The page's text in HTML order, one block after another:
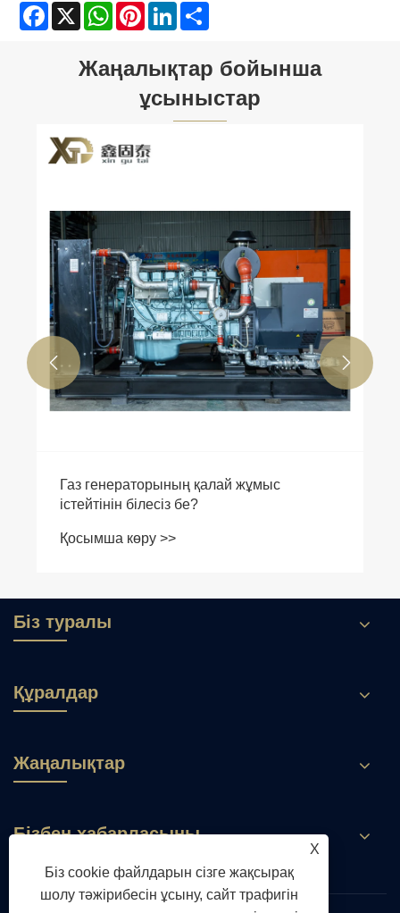
Facebook
X WhatsApp
PinterestLinkedIn
Жаңалықтар бойынша
ұсыныстар
Газ генераторының қалай жұмыс
істейтінін білесіз бе?
Қосымша көру >>
 
Біз туралы
Құралдар
Жаңалықтар
Бізбен хабарласыңы
X
Біз cookie файлдарын сізге жақсырақ
шолу тәжірибесін ұсыну, сайт трафигін